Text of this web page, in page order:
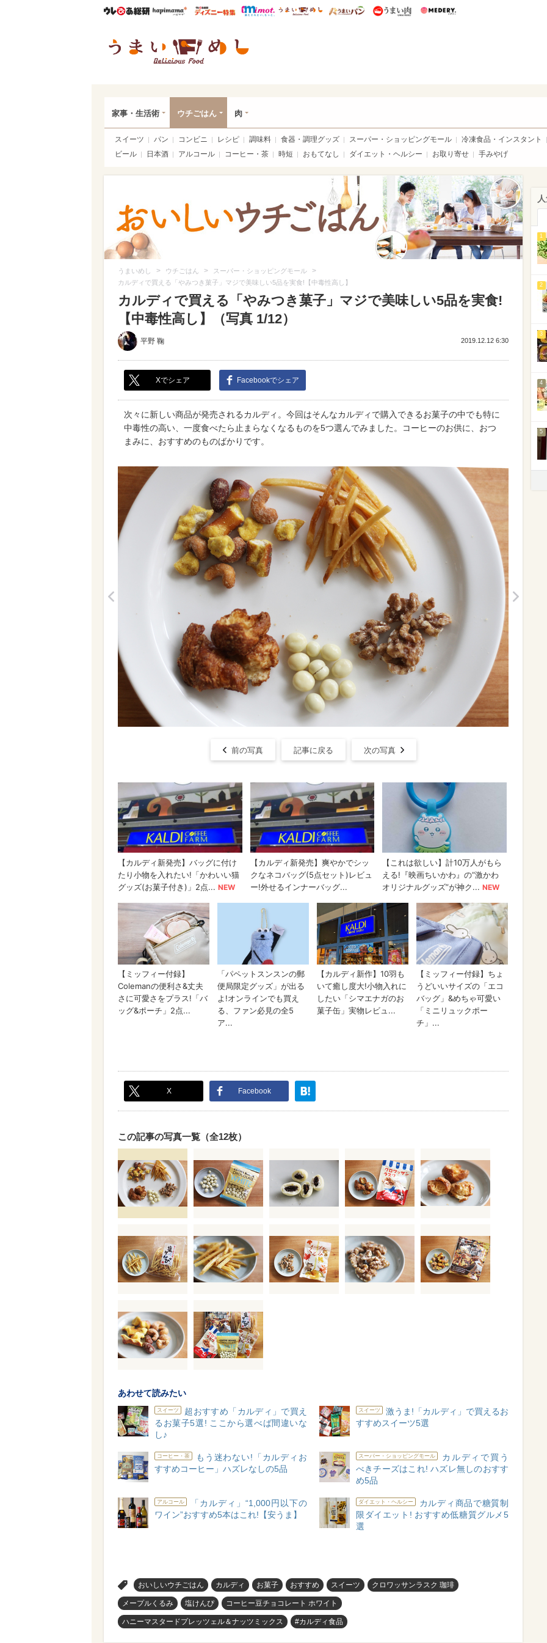
ウレぴあ総研ハピママ* ウレぴあ総研 ディズニー特集
mimot. うまいめし うまいパン うまい肉
家事・生活術 ウチごはん 肉
スイーツ パン コンビニ レシピ 調味料 食器・調理グッズ スーパー・ショッピングモール
冷凍食品・インスタント
ビール
日本酒 アルコール コーヒー・茶 時短 おもてなし ダイエット・ヘルシー お取り寄せ 手みやげ
うまいめし > ウチごはん > スーパー・ショッピングモール >
カルディで買える「やみつき菓子」マジで美味しい5品を実食!【中毒性高し】
カルディで買える「やみつき菓子」マジで美味しい5品を実食!
【中毒性高し】（写真 1/12）
平野 鞠 2019.12.12 6:30
Xでシェア Facebookでシェア
次々に新しい商品が発売されるカルディ。今回はそんなカルディで購入できるお菓子の中でも特に
中毒性の高い、一度食べたら止まらなくなるものを5つ選んでみました。コーヒーのお供に、おつ
まみに、おすすめのものばかりです。
前の写真 記事に戻る 次の写真
X Facebook
この記事の写真一覧（全12枚）
あわせて読みたい
スイーツ
超おすすめ「カルディ」で買え
るお菓子5選! ここから選べば間違いな
し♪
スイーツ
激うま!「カルディ」で買えるお
すすめスイーツ5選
コーヒー・茶
もう迷わない!「カルディお
すすめコーヒー」ハズレなしの5品
スーパー・ショッピングモール
カルディで買う
べきチーズはこれ! ハズレ無しのおすす
め5品
アルコール
「カルディ」“1,000円以下の
ワイン”おすすめ5本はこれ!【安うま】
ダイエット・ヘルシー
カルディ商品で糖質制
限ダイエット! おすすめ低糖質グルメ5
選
おいしいウチごはん カルディ お菓子 おすすめ スイーツ クロワッサンラスク 珈琲
メープルくるみ 塩けんぴ コーヒー豆チョコレート ホワイト
ハニーマスタードプレッツェル＆ナッツミックス #カルディ食品
1
2
3
4
5